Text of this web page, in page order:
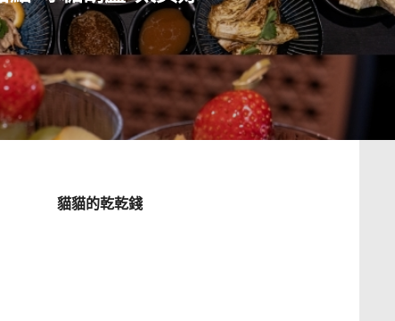
貓貓的乾乾錢